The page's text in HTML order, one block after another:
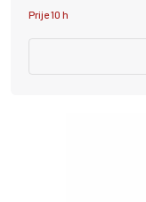
Prije 10 h